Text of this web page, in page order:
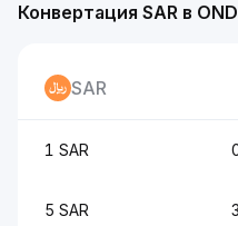
Конвертация SAR в
SAR
1 SAR
5 SAR